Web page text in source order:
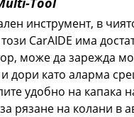
инструмент, в
CarAIDE има
може да зарежда
дори като аларма
удобно на капака
рязане на колани в